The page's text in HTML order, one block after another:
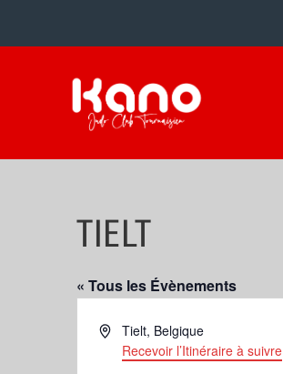
TIELT
« Tous les Évènements
Adresse
Tielt, Belgique
Recevoir l’Itinéraire à suivre